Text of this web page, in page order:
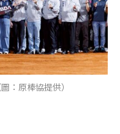
：原棒協提供）